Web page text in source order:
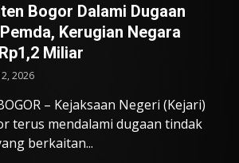
Bogor Dalami Dugaan
Kerugian Negara
Miliar
2026
– Kejaksaan Negeri (Kejari)
terus mendalami dugaan tindak
berkaitan...